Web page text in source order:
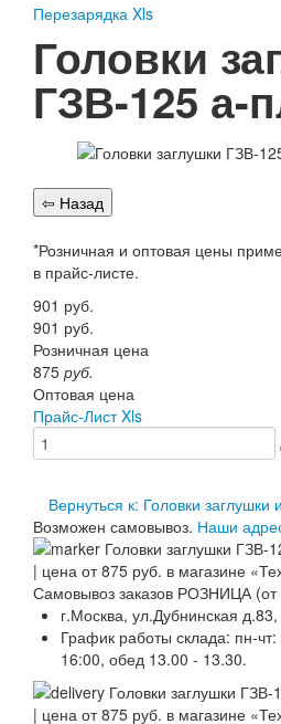
Перезарядка ОВП
Доставка
Оплата
Гарантии
О нас
Статьи
Публичная оферта
Сертификаты
Контакты
Пожарное оборудование
Перезарядка
Перезарядка ОП
Перезарядка ОУ
Гарантии
О нас
Статьи
Публичная оферта
Сертификаты
Вопрос-Ответ
Контакты
Перезарядка Xls
Головки
ГЗВ-125 а-
*Розничная и оптовая цены
в прайс-листе.
901 руб.
901 руб.
Розничная цена
875 руб.
Оптовая цена
Прайс-Лист Xls
Вернуться к: Головки заглушки
Возможен самовывоз. Наши
Самовывоз заказов РОЗНИЦА (от
г.Москва, ул.Дубнинская
График работы склада: пн-
16:00, обед 13.00 - 13.30.